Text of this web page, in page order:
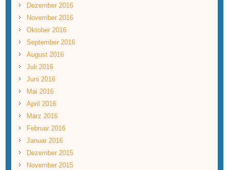
Dezember 2016
November 2016
Oktober 2016
September 2016
August 2016
Juli 2016
Juni 2016
Mai 2016
April 2016
März 2016
Februar 2016
Januar 2016
Dezember 2015
November 2015